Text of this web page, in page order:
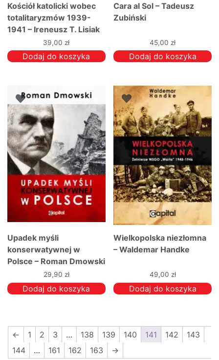
Kościół katolicki wobec
totalitaryzmów 1939-
1941 – Ireneusz T. Lisiak
39,00 zł
Dodaj do koszyka
Cara al Sol – Tadeusz
Zubiński
45,00 zł
Dodaj do koszyka
Upadek myśli
konserwatywnej w
Polsce – Roman Dmowski
29,90 zł
Dodaj do koszyka
Wielkopolska niezłomna
– Waldemar Handke
49,00 zł
Dodaj do koszyka
← 1 2 3 … 138 139 140 141 142
143
144
… 161 162 163 →